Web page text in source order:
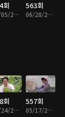
회
07/05/2026 • 54분
563회
06/28/2026 • 54분
회
05/24/2026 • 54분
557회
05/17/2026 • 54분